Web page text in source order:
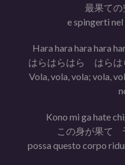
最果て
e spingerti
Hara hara hara hara
はらはらはら はら
Vola, vola, vola; vola,
Kono mi ga hate
この身が果て
possa questo corpo